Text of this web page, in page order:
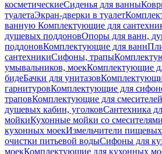
косметическиеСиденья для ванны
туалетаЭкран-дверки в туалет
ванную Комплектующие для
душевых поддоновОпоры для ванн,
поддоновКомплектующие для ванн
сантехникиСифоны, трапы
умывальников, моекКомплектующие
бидеБачки для унитазов
гарнитуровКомплектующие для
траповКомплектующие для смесителей
душевых кабин, уголковСантехника
мойкиКухонные мойки со смесителями
кухонных моекИзмельчители пищевых
очистки питьевой водыСифоны для
моекКомплектующие для кухонных